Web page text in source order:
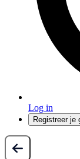
Log in
Registreer je